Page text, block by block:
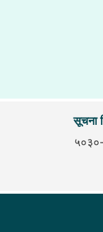
सूचना